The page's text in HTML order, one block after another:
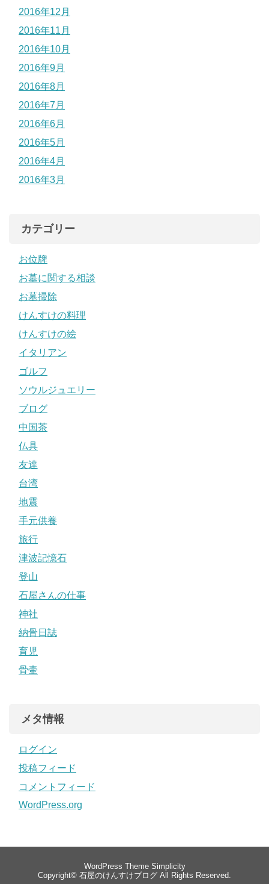
2016年12月
2016年11月
2016年10月
2016年9月
2016年8月
2016年7月
2016年6月
2016年5月
2016年4月
2016年3月
カテゴリー
お位牌
お墓に関する相談
お墓掃除
けんすけの料理
けんすけの絵
イタリアン
ゴルフ
ソウルジュエリー
ブログ
中国茶
仏具
友達
台湾
地震
手元供養
旅行
津波記憶石
登山
石屋さんの仕事
神社
納骨日誌
育児
骨壷
メタ情報
ログイン
投稿フィード
コメントフィード
WordPress.org
WordPress Theme Simplicity
Copyright© 石屋のけんすけブログ All Rights Reserved.